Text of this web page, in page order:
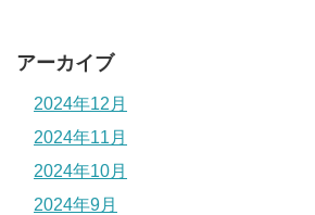
アーカイブ
2024年12月
2024年11月
2024年10月
2024年9月